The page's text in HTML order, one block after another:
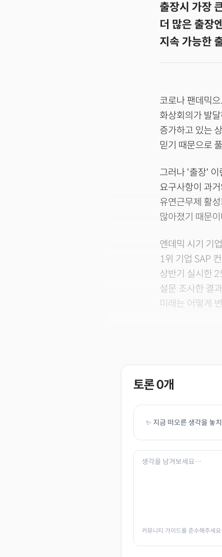
출장시 가장
더 많은 출장
지속 가능한
코로나 팬데믹
화상회의가 발
증가하고 있는
믿기 때문으로
그러나 '출장' 이
요구사항이 과
유연근무제 활
많아졌기 때문
엔데믹 시기 기
1위 기업 SAP
상반기 실시한
설문 조사한 결
미래는 어떻게
토론0개
✨ 지금 떠오른 생각을 놓
커뮤니티 가이드를 준수해주세요